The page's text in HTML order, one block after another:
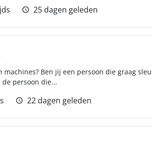
25 dagen geleden
Ben jij een persoon die graag
persoon die...
22 dagen geleden